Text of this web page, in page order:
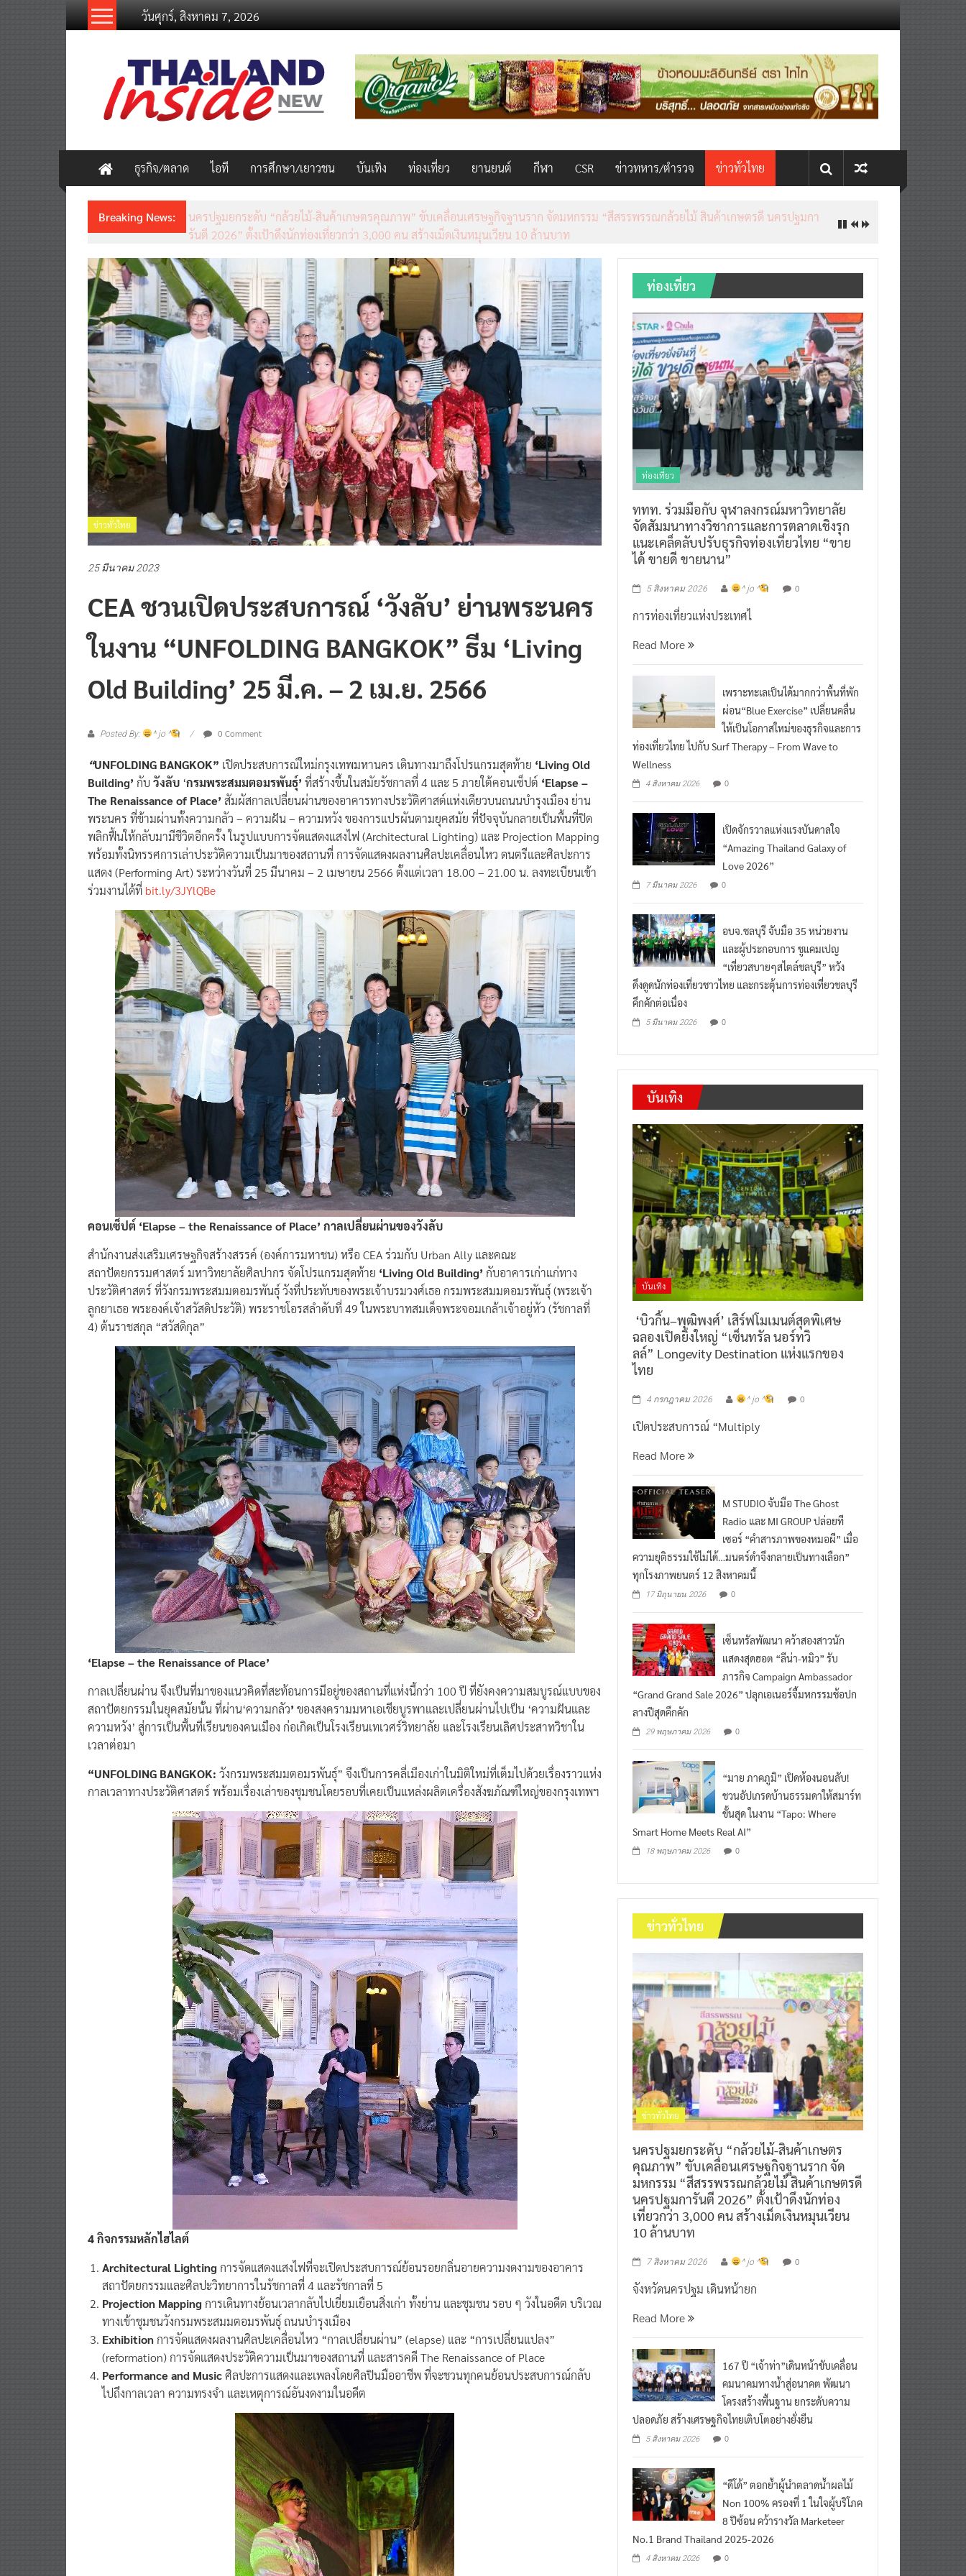
วันศุกร์, สิงหาคม 7, 2026
thailandinsidenew.com
Thailand
Inside
New
ธุรกิจ/ตลาด ไอที การศึกษา/เยาวชน บันเทิง ท่องเที่ยว ยานยนต์ กีฬา CSR ข่าวทหาร/ตำรวจ ข่าวทั่วไทย
Breaking News: ชวนรู้จักซิม my by NT เน็ตเร็ว แรง คุ้มค่าทั่วไทยพร้อมโอกาสสร้างรายได้เสริมผ่าน Lazada Affiliate
ข่าวทั่วไทย
CEA ชวนเปิดประสบการณ์ ‘วังลับ’ ย่านพระนคร
ในงาน “UNFOLDING BANGKOK” ธีม ‘Living
Old Building’ 25 มี.ค. – 2 เม.ย. 2566
เปิดประสบการณ์ใหม่กรุงเทพมหานคร เดินทางมาถึงโปรแกรมสุดท้าย
Building’กับวังลับ‘กรมพระสมมตอมรพันธุ์’ที่สร้างขึ้นในสมัยรัชกาลที่ 4 และ 5 ภายใต้คอนเซ็ปต์‘Elapse –
The Renaissance of Place’สัมผัสกาลเปลี่ยนผ่านของอาคารทางประวัติศาสต์แห่งเดียวบนถนนบำรุงเมือง ย่าน
พระนคร ที่ข้ามผ่านทั้งความกลัว – ความฝัน – ความหวัง ของการแปรผันตามยุคสมัย ที่ปัจจุบันกลายเป็นพื้นที่ปิด
พลิกฟื้นให้กลับมามีชีวิตอีกครั้ง ในรูปแบบการจัดแสดงแสงไฟ (Architectural Lighting) และ Projection Mapping
พร้อมทั้งนิทรรศการเล่าประวัติความเป็นมาของสถานที่ การจัดแสดงผลงานศิลปะเคลื่อนไหว ดนตรีและศิลปะการ
แสดง (Performing Art) ระหว่างวันที่ 25 มีนาคม – 2 เมษายน 2566 ตั้งแต่เวลา 18.00 – 21.00 น. ลงทะเบียนเข้า
ร่วมงานได้ที่bit.ly/3JYlQBe
คอนเซ็ปต์ ‘Elapse – the Renaissance of Place’ กาลเปลี่ยนผ่านของวังลับ
สำนักงานส่งเสริมเศรษฐกิจสร้างสรรค์ (องค์การมหาชน) หรือ CEA ร่วมกับ Urban Ally และคณะ
สถาปัตยกรรมศาสตร์ มหาวิทยาลัยศิลปากร จัดโปรแกรมสุดท้าย‘Living Old Building’กับอาคารเก่าแก่ทาง
ประวัติศาสตร์ ที่วังกรมพระสมมตอมรพันธุ์ วังที่ประทับของพระเจ้าบรมวงศ์เธอ กรมพระสมมตอมรพันธุ์ (พระเจ้า
ลูกยาเธอ พระองค์เจ้าสวัสดิประวัติ) พระราชโอรสลำดับที่ 49 ในพระบาทสมเด็จพระจอมเกล้าเจ้าอยู่หัว (รัชกาลที่
4) ต้นราชสกุล “สวัสดิกุล”
‘Elapse – the Renaissance of Place’
กาลเปลี่ยนผ่าน จึงเป็นที่มาของแนวคิดที่สะท้อนการมีอยู่ของสถานที่แห่งนี้กว่า 100 ปี ที่ยังคงความสมบูรณ์แบบของ
สถาปัตยกรรมในยุคสมัยนั้น ที่ผ่าน‘ความกลัว’ของสงครามมหาเอเชียบูรพาและเปลี่ยนผ่านไปเป็น ‘ความฝันและ
ความหวัง’ สู่การเป็นพื้นที่เรียนของคนเมือง ก่อเกิดเป็นโรงเรียนเทเวศร์วิทยาลัย และโรงเรียนเลิศประสาทวิชาใน
เวลาต่อมา
วังกรมพระสมมตอมรพันธุ์” จึงเป็นการคลี่เมืองเก่าในมิติใหม่ที่เต็มไปด้วยเรื่องราวแห่ง
กาลเวลาทางประวัติศาสตร์ พร้อมเรื่องเล่าของชุมชนโดยรอบที่เคยเป็นแหล่งผลิตเครื่องสังฆภัณฑ์ใหญ่ของกรุงเทพฯ
4 กิจกรรมหลักไฮไลต์
การจัดแสดงแสงไฟที่จะเปิดประสบการณ์ย้อนรอยกลิ่นอายความงดงามของอาคาร
สถาปัตยกรรมและศิลปะวิทยาการในรัชกาลที่ 4 และรัชกาลที่ 5
Projection Mappingการเดินทางย้อนเวลากลับไปเยี่ยมเยือนสิ่งเก่า ทั้งย่าน และชุมชน รอบ ๆ วังในอดีต บริเวณ
ทางเข้าชุมชนวังกรมพระสมมตอมรพันธุ์ ถนนบำรุงเมือง
Exhibitionการจัดแสดงผลงานศิลปะเคลื่อนไหว “กาลเปลี่ยนผ่าน” (elapse) และ “การเปลี่ยนแปลง”
(reformation) การจัดแสดงประวัติความเป็นมาของสถานที่ และสารคดี The Renaissance of Place
Performance and Musicศิลปะการแสดงและเพลงโดยศิลปินมืออาชีพ ที่จะชวนทุกคนย้อนประสบการณ์กลับ
ไปถึงกาลเวลา ความทรงจำ และเหตุการณ์อันงดงามในอดีต
ท่องเที่ยว
ท่องเที่ยว
ททท. ร่วมมือกับ จุฬาลงกรณ์มหาวิทยาลัย
จัดสัมมนาทางวิชาการและการตลาดเชิงรุก
แนะเคล็ดลับปรับธุรกิจท่องเที่ยวไทย “ขาย
ได้ ขายดี ขายนาน”
การท่องเที่ยวแห่งประเทศไ
ผ่อน“Blue Exercise” เปลี่ยนคลื่น
ให้เป็นโอกาสใหม่ของธุรกิจและการ
ท่องเที่ยวไทย ไปกับ Surf Therapy – From Wave to
Wellness
“Amazing Thailand Galaxy of
Love 2026”
0
และผู้ประกอบการ ชูแคมเปญ
“เที่ยวสบายๆสไตล์ชลบุรี” หวัง
ดึงดูดนักท่องเที่ยวชาวไทย และกระตุ้นการท่องเที่ยวชลบุรี
คึกคักต่อเนื่อง
บันเทิง
บันเทิง
‘บิวกิ้น–พุฒิพงศ์’ เสิร์ฟโมเมนต์สุดพิเศษ
ฉลองเปิดยิ่งใหญ่ “เซ็นทรัล นอร์ทวิ
ลล์” Longevity Destination แห่งแรกของ
ไทย
เปิดประสบการณ์ “Multiply
Radio และ MI GROUP ปล่อยที
เซอร์ “คำสารภาพของหมอผี” เมื่อ
ความยุติธรรมใช้ไม่ได้…มนตร์ดำจึงกลายเป็นทางเลือก”
ทุกโรงภาพยนตร์ 12 สิงหาคมนี้
แสดงสุดฮอต “ลีน่า-หมิว” รับ
ภารกิจ Campaign Ambassador
“Grand Grand Sale 2026” ปลุกเอเนอร์จี้มหกรรมช้อปก
ลางปีสุดคึกคัก
29 พฤษภาคม 2026
ชวนอัปเกรดบ้านธรรมดาให้สมาร์ท
ขั้นสุด ในงาน “Tapo: Where
Smart Home Meets Real AI”
ข่าวทั่วไทย
ข่าวทั่วไทย
นครปฐมยกระดับ “กล้วยไม้-สินค้าเกษตร
คุณภาพ” ขับเคลื่อนเศรษฐกิจฐานราก จัด
มหกรรม “สีสรรพรรณกล้วยไม้ สินค้าเกษตรดี
นครปฐมการันตี 2026” ตั้งเป้าดึงนักท่อง
เที่ยวกว่า 3,000 คน สร้างเม็ดเงินหมุนเวียน
10 ล้านบาท
167 ปี “เจ้าท่า”เดินหน้าขับเคลื่อน
คมนาคมทางน้ำสู่อนาคต พัฒนา
โครงสร้างพื้นฐาน ยกระดับความ
ปลอดภัย สร้างเศรษฐกิจไทยเติบโตอย่างยั่งยืน
0
Non 100% ครองที่ 1 ในใจผู้บริโภค
8 ปีซ้อน คว้ารางวัล Marketeer
No.1 Brand Thailand 2025-2026
0